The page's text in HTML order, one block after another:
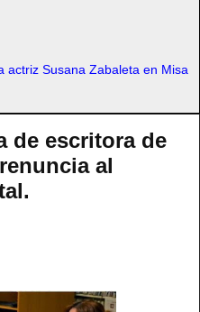
actriz Susana Zabaleta en Misa
de escritora de
al